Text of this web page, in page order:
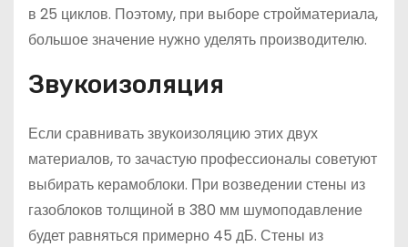
в 25 циклов. Поэтому, при выборе стройматериала,
большое значение нужно уделять производителю.
Звукоизоляция
Если сравнивать звукоизоляцию этих двух
материалов, то зачастую профессионалы советуют
выбирать керамоблоки. При возведении стены из
газоблоков толщиной в 380 мм шумоподавление
будет равняться примерно 45 дБ. Стены из